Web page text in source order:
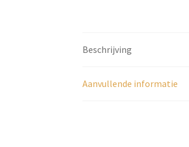
Beschrijving
Aanvullende informatie